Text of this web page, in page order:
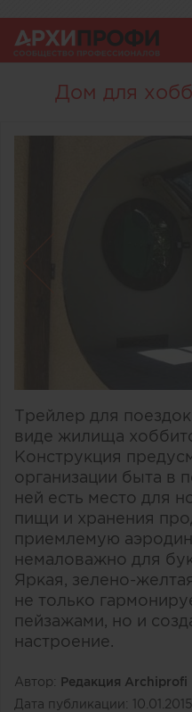
Дом для
Трейлер для
виде жилища
Конструкция
организации быта в
ней есть место для
пищи и хранения
приемлемую
немаловажно для
Яркая, зелено-
не только
пейзажами, но и
настроение.
Автор: Редакция Archiprofi
Дата публикации: 10.01.2015